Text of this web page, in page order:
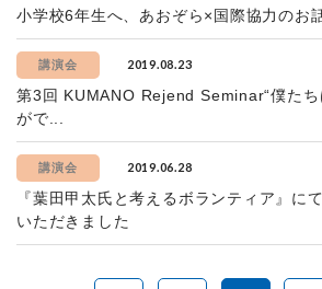
小学校6年生へ、あおぞら×国際協力のお
講演会 2019.08.23
第3回 KUMANO Rejend Seminar“僕たち
がで...
講演会 2019.06.28
『葉田甲太氏と考えるボランティア』に
いただきました